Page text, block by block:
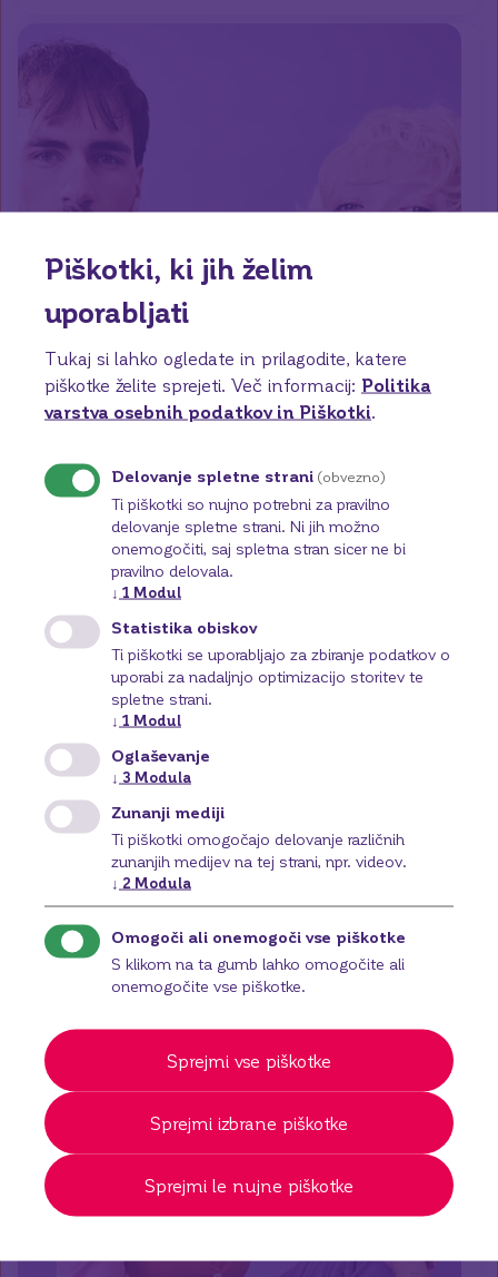
Ugodnosti
zaposlenih in nudi privlačno delovno okolje.
Več o tem
Piškotki, ki jih želim
uporabljati
Tukaj si lahko ogledate in prilagodite, katere
piškotke želite sprejeti. Več informacij: Politika
varstva osebnih podatkov in Piškotki
Delovanje spletne strani (obvezno)
Ti piškotki so nujno potrebni za pravilno
delovanje spletne strani. Ni jih možno
onemogočiti, saj spletna stran sicer ne bi
pravilno delovala.
↓ 1 Modul
Statistika obiskov
Ti piškotki se uporabljajo za zbiranje podatkov o
uporabi za nadaljnjo optimizacijo storitev te
spletne strani.
↓ 1 Modul
Oglaševanje
↓ 3 Modula
Zunanji mediji
Ti piškotki omogočajo delovanje različnih
zunanjih medijev na tej strani, npr. videov.
↓ 2 Modula
Omogoči ali onemogoči vse piškotke
S klikom na ta gumb lahko omogočite ali
onemogočite vse piškotke.
Sprejmi le nujne piškotke
Sprejmi izbrane piškotke
Sprejmi vse piškotke